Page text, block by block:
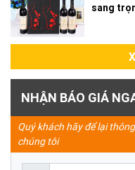
sang
NHẬN BÁO GIÁ
Quý khách hãy để lại
chúng tôi